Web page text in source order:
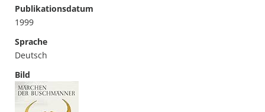
Publikationsdatum
1999
Sprache
Deutsch
Bild